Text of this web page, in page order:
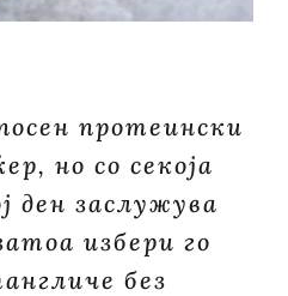
протеински
но со секоја
ден заслужува
избери го
без